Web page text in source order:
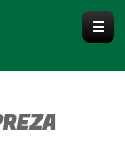
VAB / VAG